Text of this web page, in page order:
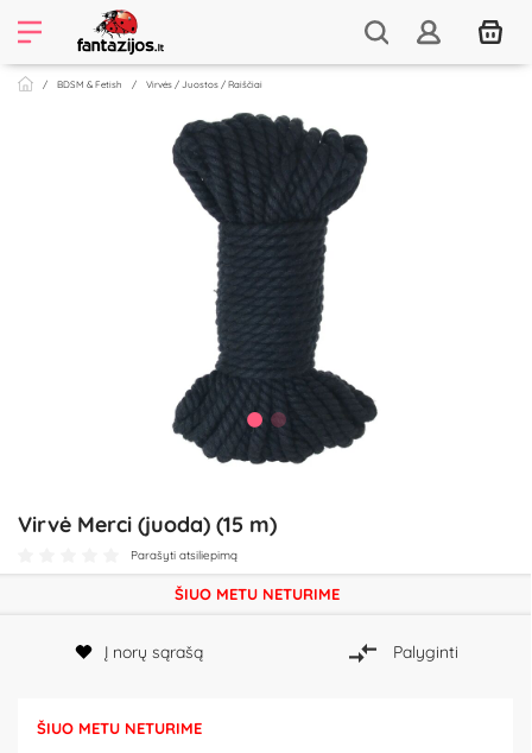
BDSM & Fetish Virvės / Juostos / Raiščiai
Virvė Merci (juoda) (15 m)
Parašyti atsiliepimą
ŠIUO METU NETURIME
Į norų sąrašą Palyginti
ŠIUO METU NETURIME